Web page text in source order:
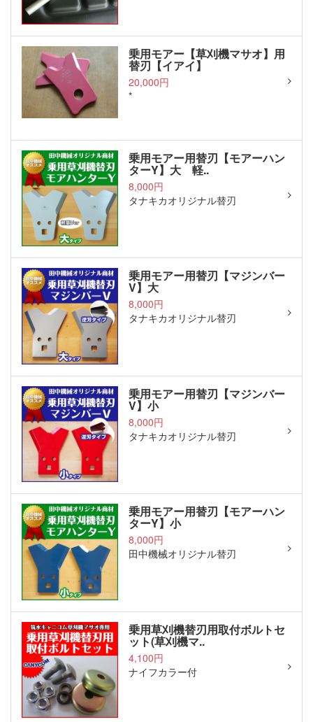
乗用モアー【草刈機マサオ】用
替刃【イアイ】
20,000円
*
乗用モアー用替刃【モアーハン
ターY】大 軽..
8,000円
タナキカオリジナル替刃
乗用モアー用替刃【マジンバー
V】大
8,000円
タナキカオリジナル替刃
乗用モアー用替刃【マジンバー
V】小
8,000円
タナキカオリジナル替刃
乗用モアー用替刃【モアーハン
ターY】小
8,000円
田中機械オリジナル替刃
乗用草刈機替刃用取付ボルトセ
ット(草刈機マ..
4,100円
ナイフカラー付